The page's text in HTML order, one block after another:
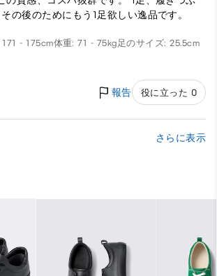
の後のためにもう1足欲しい逸品です。
- 175cm体重: 71 - 75kg足のサイズ: 25.5cm
報告 役に立った 0
さらに表示